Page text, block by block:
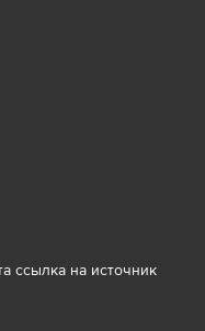
ссылка на источник